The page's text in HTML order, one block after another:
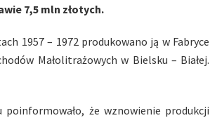
7,5 mln złotych.
1957 – 1972 produkowano ją w Fabryce
Małolitrażowych w Bielsku – Białej.
że wznowienie produkcji